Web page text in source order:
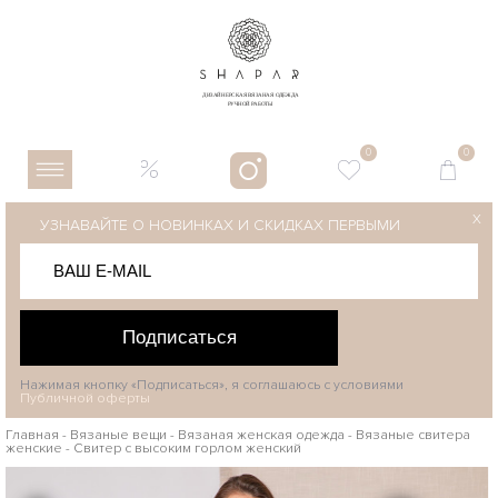
0 0
УЗНАВАЙТЕ О НОВИНКАХ И СКИДКАХ ПЕРВЫМИ
Подписаться
X
Нажимая кнопку «Подписаться», я соглашаюсь с условиями
Публичной оферты
Главная - Вязаные вещи - Вязаная женская одежда - Вязаные свитера
женские - Свитер с высоким горлом женский